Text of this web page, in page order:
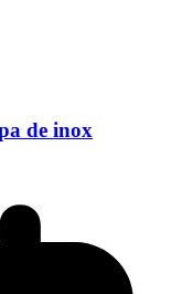
de inox